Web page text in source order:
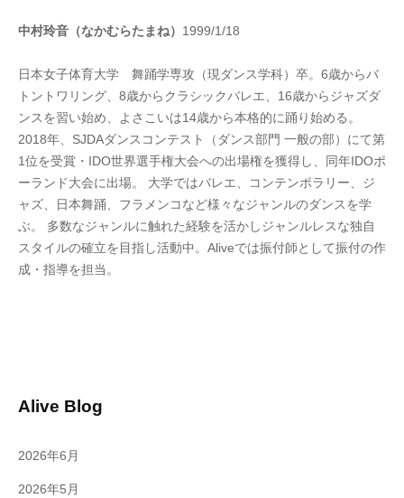
中村玲音（なかむらたまね） 1999/1/18
日本女子体育大学 舞踊学専攻（現ダンス学科）卒。6歳からバ
トントワリング、8歳からクラシックバレエ、16歳からジャズダ
ンスを習い始め、よさこいは14歳から本格的に踊り始める。
2018年、SJDAダンスコンテスト（ダンス部門 一般の部）にて第
1位を受賞・IDO世界選手権大会への出場権を獲得し、同年IDOポ
ーランド大会に出場。 大学ではバレエ、コンテンポラリー、ジ
ャズ、日本舞踊、フラメンコなど様々なジャンルのダンスを学
ぶ。
多数なジャンルに触れた経験を活かしジャンルレスな独自
スタイルの確立を目指し活動中。 Aliveでは振付師として振付の作
成・指導を担当。
Alive Blog
2026年6月
2026年5月